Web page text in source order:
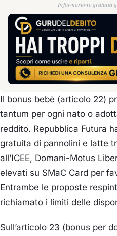
Informazione gratuita
Il bonus bebè (articolo 22)
tantum per ogni nato o
reddito. Repubblica Futura
gratuita di pannolini e latte
all’ICEE, Domani-Motus
elevati su SMaC Card per
Entrambe le proposte
richiamato i limiti delle
Sull’articolo 23 (bonus per